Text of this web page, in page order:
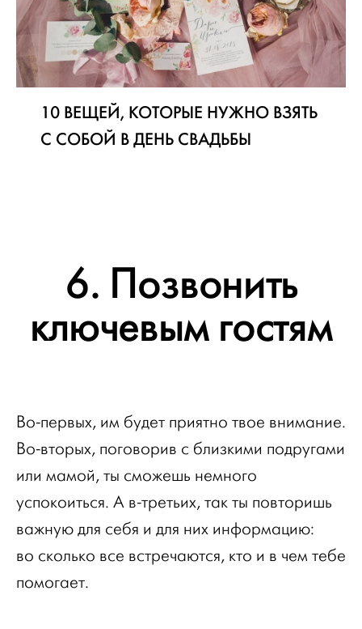
10 ВЕЩЕЙ, КОТОРЫЕ НУЖНО ВЗЯТЬ
С СОБОЙ В ДЕНЬ СВАДЬБЫ
6. Позвонить
ключевым гостям
Во-первых, им будет приятно твое внимание.
Во-вторых, поговорив с близкими подругами
или мамой, ты сможешь немного
успокоиться. А в-третьих, так ты повторишь
важную для себя и для них информацию:
во сколько все встречаются, кто и в чем тебе
помогает.